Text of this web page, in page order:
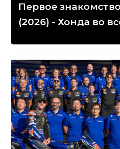
Первое
(2026) - Хонда во